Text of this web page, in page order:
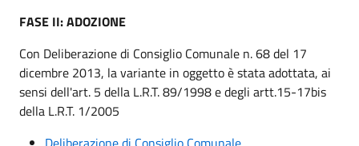
FASE II: ADOZIONE
Con Deliberazione di Consiglio Comunale n. 68 del 17
dicembre 2013, la variante in oggetto è stata adottata, ai
sensi dell'art. 5 della L.R.T. 89/1998 e degli artt.15-17bis
della L.R.T. 1/2005